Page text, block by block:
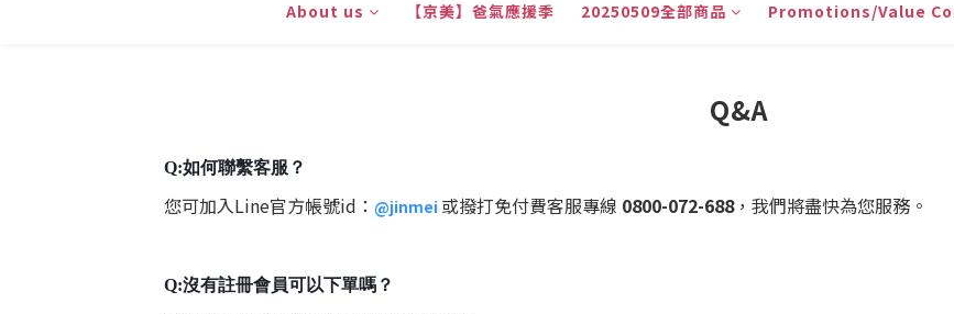
About us 【京美】爸氣應援季 20250509全部商品 Promotions/Value
Q&A
Q:如何聯繫客服？
您可加入Line官方帳號id： @jinmei 或撥打免付費客服專線 0800-072-688，我們將盡快為您服務。
Q:沒有註冊會員可以下單嗎？